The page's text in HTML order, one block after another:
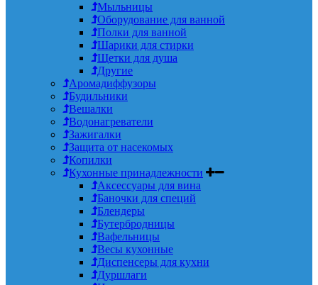
Мыльницы
Оборудование для ванной
Полки для ванной
Шарики для стирки
Щетки для душа
Другие
Аромадиффузоры
Будильники
Вешалки
Водонагреватели
Зажигалки
Защита от насекомых
Копилки
Кухонные принадлежности
Аксессуары для вина
Баночки для специй
Блендеры
Бутербродницы
Вафельницы
Весы кухонные
Диспенсеры для кухни
Дуршлаги